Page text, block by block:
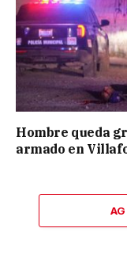
Hombre queda
armado en